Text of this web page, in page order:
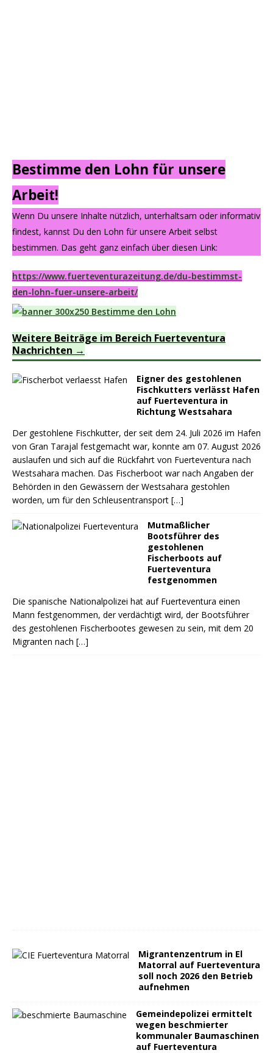
Bestimme den Lohn für unsere
Arbeit!
Wenn Du unsere Inhalte nützlich, unterhaltsam oder informativ
findest, kannst Du den Lohn für unsere Arbeit selbst
bestimmen. Das geht ganz einfach über diesen Link:
https://www.fuerteventurazeitung.de/du-bestimmst-
den-lohn-fuer-unsere-arbeit/
Weitere Beiträge im Bereich Fuerteventura
Nachrichten
Eigner des gestohlenen
Fischkutters verlässt Hafen
auf Fuerteventura in
Richtung Westsahara
Der gestohlene Fischkutter, der seit dem 24. Juli 2026 im Hafen
von Gran Tarajal festgemacht war, konnte am 07. August 2026
auslaufen und sich auf die Rückfahrt von Fuerteventura nach
Westsahara machen. Das Fischerboot war nach Angaben der
Behörden in den Gewässern der Westsahara gestohlen
worden, um für den Schleusentransport […]
Mutmaßlicher
Bootsführer des
gestohlenen
Fischerboots auf
Fuerteventura
festgenommen
Die spanische Nationalpolizei hat auf Fuerteventura einen
Mann festgenommen, der verdächtigt wird, der Bootsführer
des gestohlenen Fischerbootes gewesen zu sein, mit dem 20
Migranten nach […]
Migrantenzentrum in El
Matorral auf Fuerteventura
soll noch 2026 den Betrieb
aufnehmen
Gemeindepolizei ermittelt
wegen beschmierter
kommunaler Baumaschinen
auf Fuerteventura